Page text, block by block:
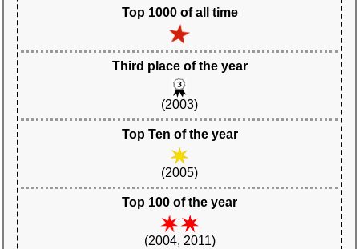
Top 1000 of all time
Third place of the year
(2003)
Top Ten of the year
(2005)
Top 100 of the year
(2004, 2011)